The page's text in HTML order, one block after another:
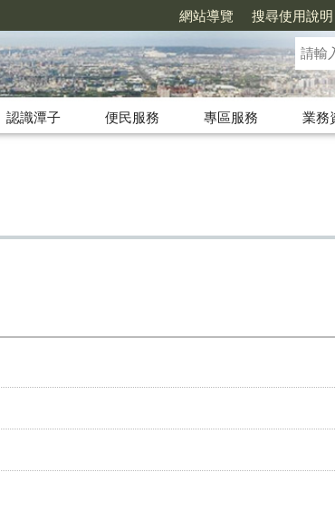
網站導覽 搜尋使用說明
認識潭子 便民服務 專區服務 業務